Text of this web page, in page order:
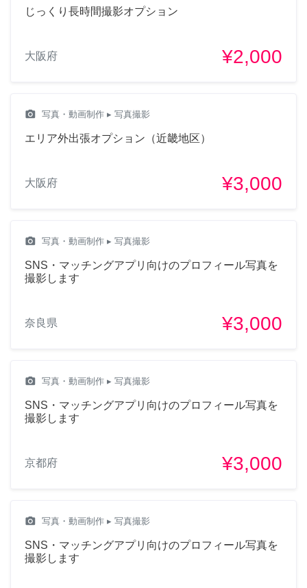
じっくり長時間撮影オプション
大阪府 ¥2,000
camera_alt 写真・動画制作 ▸ 写真撮影
エリア外出張オプション（近畿地区）
大阪府 ¥3,000
camera_alt 写真・動画制作 ▸ 写真撮影
SNS・マッチングアプリ向けのプロフィール写真を
撮影します
奈良県 ¥3,000
camera_alt 写真・動画制作 ▸ 写真撮影
SNS・マッチングアプリ向けのプロフィール写真を
撮影します
京都府 ¥3,000
camera_alt 写真・動画制作 ▸ 写真撮影
SNS・マッチングアプリ向けのプロフィール写真を
撮影します